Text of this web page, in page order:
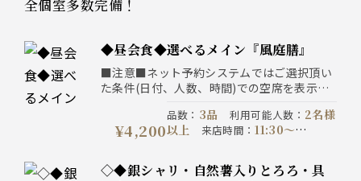
全個室多数完備！
◆昼会食◆選べるメイン『風庭膳』
■注意■ネット予約システムではご選択頂い
た条件(日付、人数、時間)での空席を表示し
は直接、お店へご連絡下さい。
¥4,200
品数 ： 3品 利用可能人数 ： 2名様
以上
来店時間 ：11:30〜
催期間：2021/01/12以降
◇◆銀シャリ・自然薯入りとろろ・具